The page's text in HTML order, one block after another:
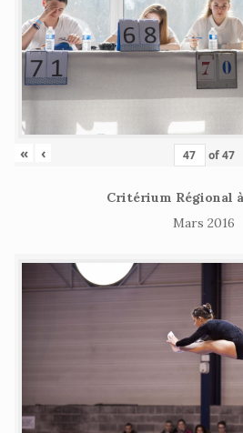
« ‹ of47
Critérium Régional
Mars 2016